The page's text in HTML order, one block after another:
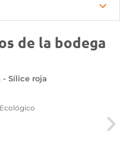
de la bodega
- Sílice roja